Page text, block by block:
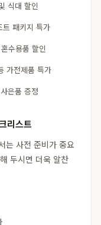
식대 할인
패키지 특가
수용품 할인
가전제품 특가
은품 증정
리스트
는 사전 준비가 중요
두시면 더욱 알찬